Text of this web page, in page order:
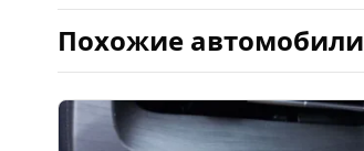
Похожие автомобили